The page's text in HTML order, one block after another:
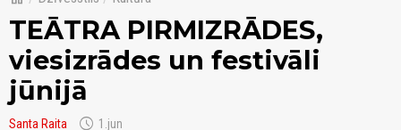
TEĀTRA PIRMIZRĀDES,
viesizrādes un festivāli
jūnijā
Santa Raita schedule 1.jun